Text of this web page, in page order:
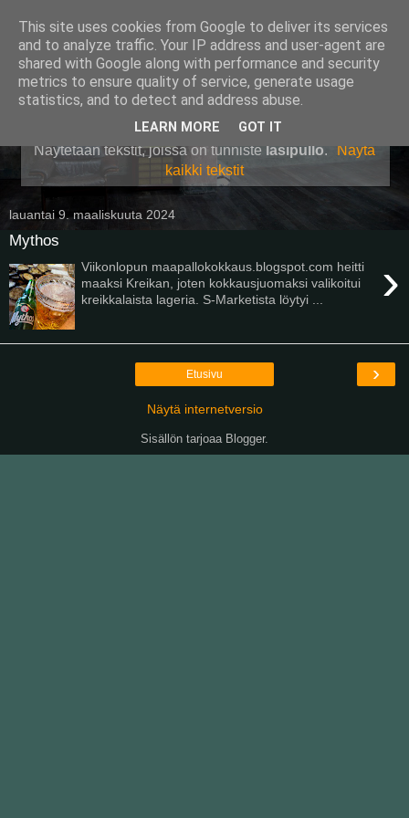
Pullollinen
Näytetään tekstit, joissa on tunniste lasipullo.
Näytä
kaikki tekstit
lauantai 9. maaliskuuta 2024
Mythos
›
Viikonlopun maapallokokkaus.blogspot.com heitti
maaksi Kreikan, joten kokkausjuomaksi valikoitui
kreikkalaista lageria. S-Marketista löytyi ...
›
Etusivu
Näytä internetversio
Sisällön tarjoaa Blogger.
This site uses cookies from Google to deliver its services
and to analyze traffic. Your IP address and user-agent are
shared with Google along with performance and security
metrics to ensure quality of service, generate usage
statistics, and to detect and address abuse.
LEARN MORE GOT IT